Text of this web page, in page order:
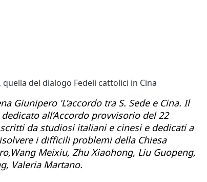
del dialogo Fedeli cattolici in Cina
'L’accordo tra S. Sede e Cina. Il
all’Accordo provvisorio del 22
da studiosi italiani e cinesi e dedicati a
i difficili problemi della Chiesa
Meixiu, Zhu Xiaohong, Liu Guopeng,
Valeria Martano.